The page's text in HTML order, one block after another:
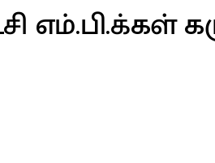
எம்.பி.க்கள்